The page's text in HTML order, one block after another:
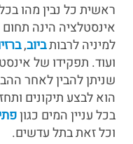
ראשית כל נבין מהו
אינסטלציה הינה
למיניה לרבותביוב,
ועוד. תפקידו של
שניתן להבין לאחר
הוא לבצע תיקונים
בכל עניין המים כגון
וכל זאת בתל עדשים.